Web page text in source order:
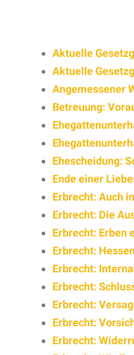
Aktuelle
Aktuelle
Angemessener
Betreuung:
Ehescheidung:
Ende einer
Erbrecht: Auch
Erbrecht: Die
Erbrecht: Erben
Erbrecht:
Erbrecht:
Erbrecht:
Erbrecht:
Erbrecht:
Erbrecht: